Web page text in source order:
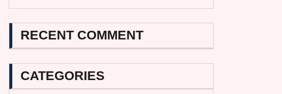
RECENT COMMENT
CATEGORIES